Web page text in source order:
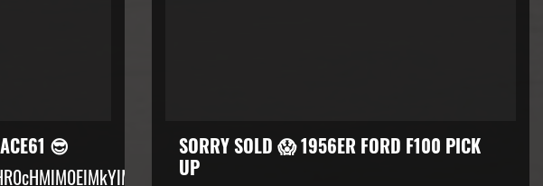
😎
SORRY SOLD 😱 1956ER FORD F100 PICK
UP